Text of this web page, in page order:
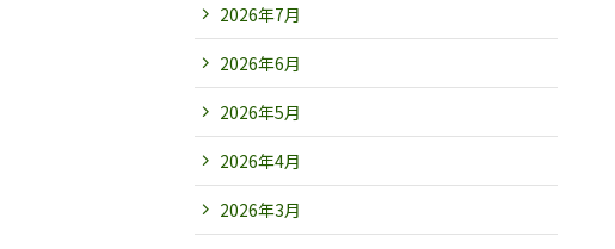
2026年7月
2026年6月
2026年5月
2026年4月
2026年3月